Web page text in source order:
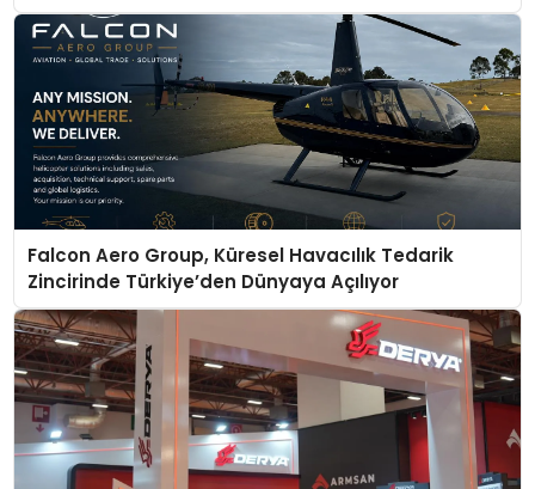
Falcon Aero Group, Küresel Havacılık Tedarik
Zincirinde Türkiye’den Dünyaya Açılıyor